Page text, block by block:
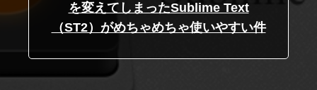
を変えてしまったSublime Text
（ST2）がめちゃめちゃ使いやすい件